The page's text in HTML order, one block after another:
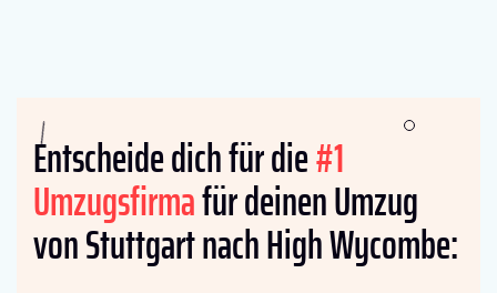
Entscheide dich für die#1
Umzugsfirmafür deinen Umzug
von Stuttgart nach High Wycombe: